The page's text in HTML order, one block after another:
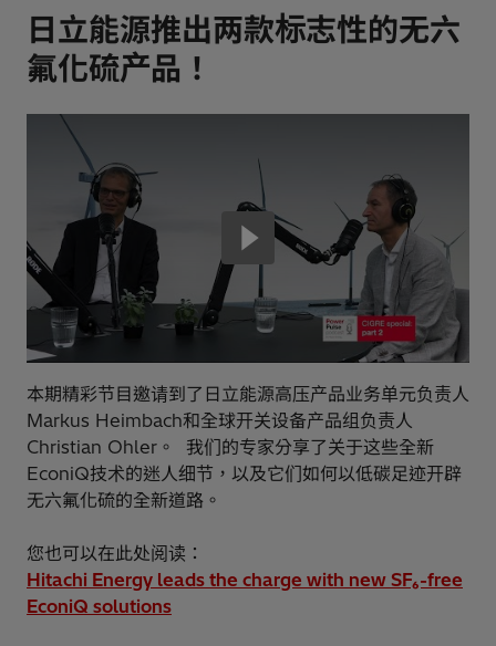
日立能源推出两款标志性的无六
氟化硫产品！
本期精彩节目邀请到了日立能源高压产品业务单元负责人
Markus Heimbach和全球开关设备产品组负责人
Christian Ohler。 我们的专家分享了关于这些全新
EconiQ技术的迷人细节，以及它们如何以低碳足迹开辟
无六氟化硫的全新道路。
您也可以在此处阅读：
Hitachi Energy leads the charge with new SF₆-free
EconiQ solutions